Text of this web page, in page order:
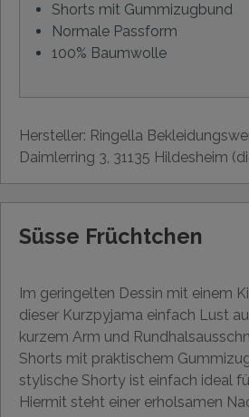
Shorts mit Gummizugbund
Normale Passform
100% Baumwolle
Hersteller: Ringella
Daimlerring 3, 31135 Hildesheim
Süsse Früchtchen
Im geringelten Dessin mit einem
dieser Kurzpyjama einfach Lust
kurzem Arm und
Shorts mit praktischem
stylische Shorty ist einfach ideal
Hiermit steht einer erholsamen